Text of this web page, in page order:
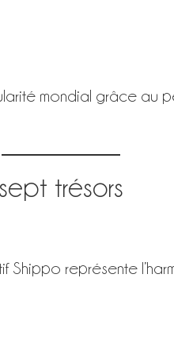
mondial grâce au
trésors
représente